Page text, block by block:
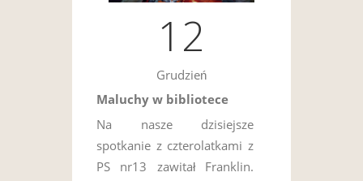
12
Grudzień
Maluchy w bibliotece
Na nasze dzisiejsze
spotkanie z czterolatkami z
PS nr13 zawitał Franklin.